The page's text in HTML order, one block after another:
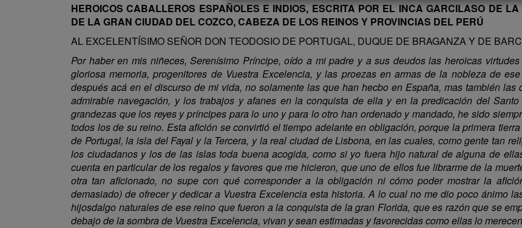
HEROICOS CABALLEROS ESPAÑOLES E INDIOS, ESCRITA POR EL INCA GARCILASO DE
DE LA GRAN CIUDAD DEL COZCO, CABEZA DE LOS REINOS Y PROVINCIAS DEL PERÚ
AL EXCELENTÍSIMO SEÑOR DON TEODOSIO DE PORTUGAL, DUQUE DE BRAGANZA Y DE
Por haber en mis niñeces, Serenísimo Príncipe, oído a mi padre y a sus deudos las heroicas
gloriosa memoria, progenitores de Vuestra Excelencia, y las proezas en armas de la nobleza de
después acá en el discurso de mi vida, no solamente las que han hecbo en España, mas también
admirable navegación, y los trabajos y afanes en la conquista de ella y en la predicación del
grandezas que los reyes y príncipes para lo uno y para lo otro han ordenado y mandado, he sido
todos los de su reino. Esta afición se convirtió el tiempo adelante en obligación, porque la primera
de Portugal, la isla del Fayal y la Tercera, y la real ciudad de Lisbona, en las cuales, como gente tan
los ciudadanos y los de las islas toda buena acogida, como si yo fuera hijo natural de alguna de
cuenta en particular de los regalos y favores que me hicieron, que uno de ellos fue librarme de la
otra tan aficionado, no supe con qué corresponder a la obligación ni cómo poder mostrar la
demasiado) de ofrecer y dedicar a Vuestra Excelencia esta historia. A lo cual no me dio poco ánimo
hijosdalgo naturales de ese reino que fueron a la conquista de la gran Florida, que es razón que se
debajo de la sombra de Vuestra Excelencia, vivan y sean estimadas y favorecidas como ellas lo